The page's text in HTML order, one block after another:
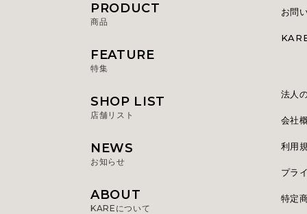
PRODUCT
商品
FEATURE
特集
SHOP LIST
店舗リスト
NEWS
お知らせ
ABOUT
KAREについて
お問
法人
会社
利用
プラ
特定